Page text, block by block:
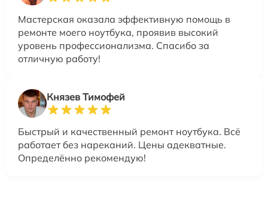
Мастерская оказала эффективную помощь в
ремонте моего ноутбука, проявив высокий
уровень профессионализма. Спасибо за
отличную работу!
Князев Тимофей
Быстрый и качественный ремонт ноутбука. Всё
работает без нареканий. Цены адекватные.
Определённо рекомендую!